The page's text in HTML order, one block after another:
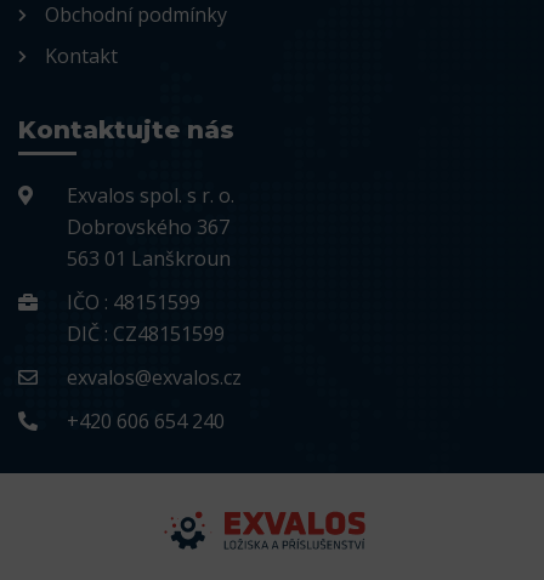
Obchodní podmínky
Kontakt
Kontaktujte nás
Exvalos spol. s r. o.
Dobrovského 367
563 01 Lanškroun
IČO : 48151599
DIČ : CZ48151599
exvalos@exvalos.cz
+420 606 654 240